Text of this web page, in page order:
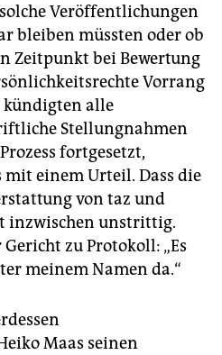
Veröffentlichungen
bleiben müssten oder ob
Zeitpunkt bei Bewertung
Vorrang
kündigten alle
Stellungnahmen
fortgesetzt,
einem Urteil. Dass die
von taz und
inzwischen unstrittig.
Gericht zu Protokoll: „Es
meinem Namen da.“
Maas seinen